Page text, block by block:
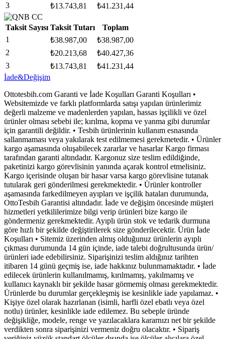
3 ₺13.743,81 ₺41.231,44
Taksit Sayısı Taksit Tutarı
Toplam
1
₺38.987,00 ₺38.987,00
2
₺20.213,68 ₺40.427,36
3
₺13.743,81 ₺41.231,44
İade&Değişim
Ottotesbih.com Garanti ve İade Koşulları Garanti Koşulları •
Websitemizde ve farklı platformlarda satışı yapılan ürünlerimiz
değerli malzeme ve madenlerden yapılan, hassas işçilikli ve özel
ürünler olması sebebi ile; kırılma, kopma ve yanma gibi durumlar
için garantili değildir. • Tesbih ürünlerinin kullanım esnasında
sallanmaması veya yakılarak test edilmemesi gerekmetedir. • Ürünler
kargo aşamasında oluşabilecek zararlar ve hasarlar Kargo firması
tarafından garanti altındadır. Kargonuz size teslim edildiğinde,
paketinizi kargo görevlisinin yanında açarak kontrol etmelisiniz.
Kargo içerisinde oluşan bir hasar varsa kargo görevlisine tutanak
tutularak geri gönderilmesi gerekmektedir. • Ürünler kontroller
aşamasında farkedilmeyen ayıpları ve işçilik hataları durumunda,
OttoTesbih Garantisi altındadır. İade ve değişim öncesinde müşteri
hizmetleri yetkililerimize bilgi verip ürünleri bize kargo ile
göndermeniz gerekmektedir. Ayıplı ürün stok ve tedarik durmuna
göre hızlı bir şekilde değiştirilerek size gönderilecektir. Ürün İade
Koşulları • Sitemiz üzerinden almış olduğunuz ürünlerin ayıplı
çıkması durumunda 14 gün içinde, iade talebi doğrultusunda ürün/
ürünleri iade edebilirsiniz. Siparişinizi teslim aldığınız tarihten
itibaren 14 günü geçmiş ise, iade hakkınız bulunmamaktadır. • İade
edilecek ürünlerin kullanılmamış, kırılmamış, yakılmamış ve
kullanıcı kaynaklı bir şekilde hasar görmemiş olması gerekmektedir.
Ürünlerde bu durumlar gerçekleşmiş ise kesinlikle iade yapılamaz. •
Kişiye özel olarak hazırlanan (isimli, harfli özel ebatlı veya özel
notlu) ürünler, kesinlikle iade edilemez. Bu sebeple üründe
değişikliğe, modele, renge ve yazılacaklara kararnızı net bir şekilde
verdikten sonra siparişinizi vermeniz doğru olacaktır. • Sipariş